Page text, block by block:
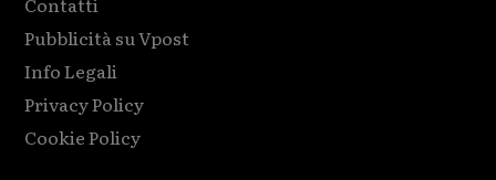
Pubblicità su Vpost
Info Legali
Privacy Policy
Cookie Policy